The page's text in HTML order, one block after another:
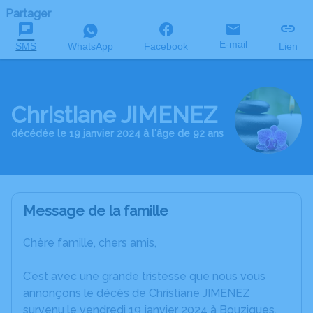
Partager
SMS WhatsApp Facebook E-mail Lien
Christiane JIMENEZ
décédée le 19 janvier 2024 à l'âge de 92 ans
Message de la famille
Chère famille, chers amis,
C’est avec une grande tristesse que nous vous
annonçons le décès de Christiane JIMENEZ
survenu le vendredi 19 janvier 2024 à Bouzigues.